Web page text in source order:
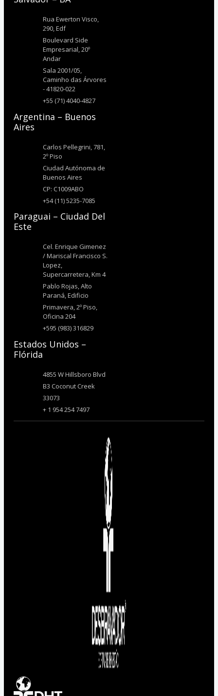
Rua Ewerton Visco,
290, Edf
Boulevard Side
Empresarial, 20º
Andar
Sala 2001/05,
Caminho das Árvores
- 41820-022
+55 (71) 4040-4827
Argentina – Buenos
Aires
Carlos Pellegrini, 781,
2º Piso
Ciudad Autónoma de
Buenos Aires
CP: C1009ABO
+54 (11) 5235-7085
Paraguai – Ciudad Del
Este
Cel. Enrique Gimenez
/ Mariscal Francisco S.
Lopez,
Supercarretera, Km 4
Pablo Rojas, Alto
Paraná, Edificio
Primavera, 2º Piso,
Oficina 204
+595 (983) 316829
Estados Unidos –
Flórida
4855 W Hillsboro Blvd
B3 Coconut Creek
33073
+ 1 954 254 7497